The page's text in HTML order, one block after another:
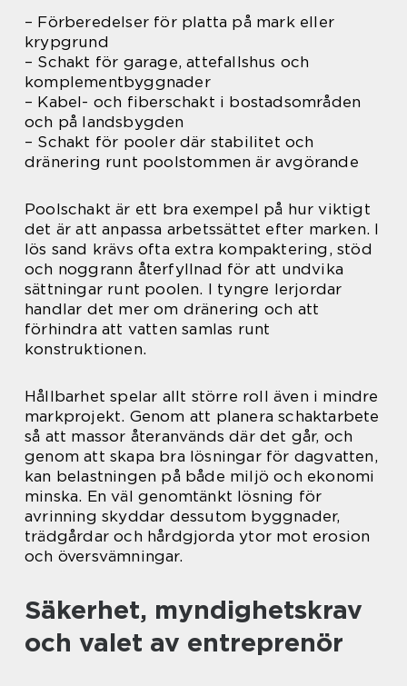
– Förberedelser för platta på mark eller
krypgrund
– Schakt för garage, attefallshus och
komplementbyggnader
– Kabel- och fiberschakt i bostadsområden
och på landsbygden
– Schakt för pooler där stabilitet och
dränering runt poolstommen är avgörande
Poolschakt är ett bra exempel på hur viktigt
det är att anpassa arbetssättet efter marken. I
lös sand krävs ofta extra kompaktering, stöd
och noggrann återfyllnad för att undvika
sättningar runt poolen. I tyngre lerjordar
handlar det mer om dränering och att
förhindra att vatten samlas runt
konstruktionen.
Hållbarhet spelar allt större roll även i mindre
markprojekt. Genom att planera schaktarbete
så att massor återanvänds där det går, och
genom att skapa bra lösningar för dagvatten,
kan belastningen på både miljö och ekonomi
minska. En väl genomtänkt lösning för
avrinning skyddar dessutom byggnader,
trädgårdar och hårdgjorda ytor mot erosion
och översvämningar.
Säkerhet, myndighetskrav
och valet av entreprenör